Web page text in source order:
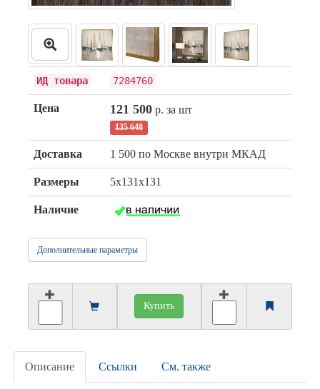
ИД товара 7284760
Цена 121 500р. за шт
135 648
Доставка 1 500 по Москве внутри МКАД
Размеры 5x131x131
Наличие
Дополнительные параметры
Купить
Описание Ссылки См. также